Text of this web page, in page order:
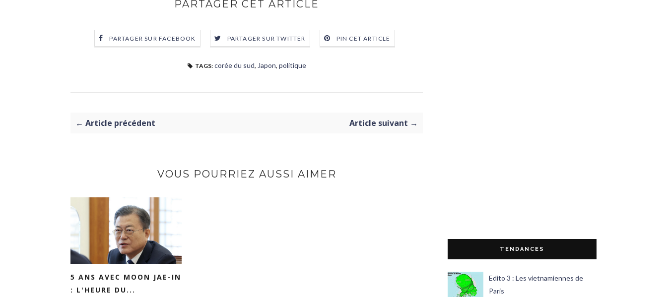
PARTAGER CET ARTICLE
PARTAGER SUR FACEBOOK PARTAGER SUR TWITTER PIN CET ARTICLE
TAGS: corée du sud, Japon, politique
← Article précédent Article suivant →
VOUS POURRIEZ AUSSI AIMER
5 ANS AVEC MOON JAE-IN
: L'HEURE DU...
TENDANCES
Edito 3 : Les vietnamiennes de
Paris